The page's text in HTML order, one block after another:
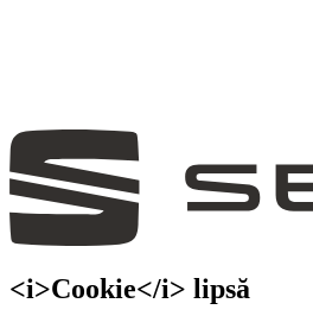
<i>Cookie</i> lipsă